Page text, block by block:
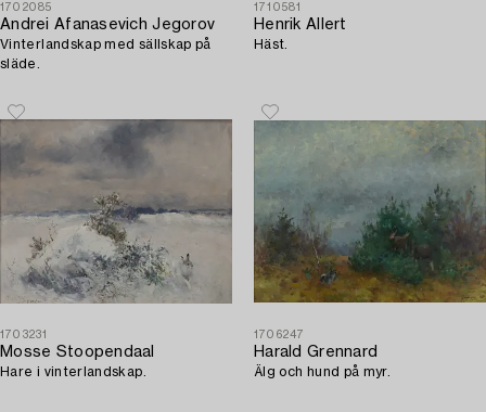
1702085
Andrei Afanasevich Jegorov
Vinterlandskap med sällskap på
släde.
1710581
Henrik Allert
Häst.
1703231
Mosse Stoopendaal
Hare i vinterlandskap.
1706247
Harald Grennard
Älg och hund på myr.